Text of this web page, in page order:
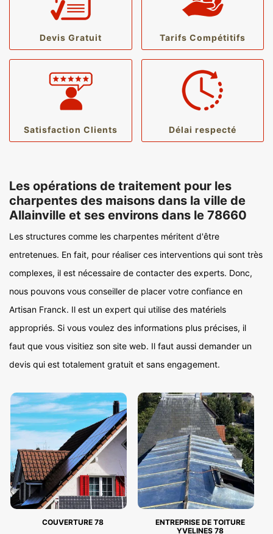
Devis Gratuit Tarifs Compétitifs
Satisfaction Clients Délai respecté
Les opérations de traitement pour les
charpentes des maisons dans la ville de
Allainville et ses environs dans le 78660
Les structures comme les charpentes méritent d'être
entretenues. En fait, pour réaliser ces interventions qui sont très
complexes, il est nécessaire de contacter des experts. Donc,
nous pouvons vous conseiller de placer votre confiance en
Artisan Franck. Il est un expert qui utilise des matériels
appropriés. Si vous voulez des informations plus précises, il
faut que vous visitiez son site web. Il faut aussi demander un
devis qui est totalement gratuit et sans engagement.
COUVERTURE 78
ENTREPRISE DE TOITURE
YVELINES 78